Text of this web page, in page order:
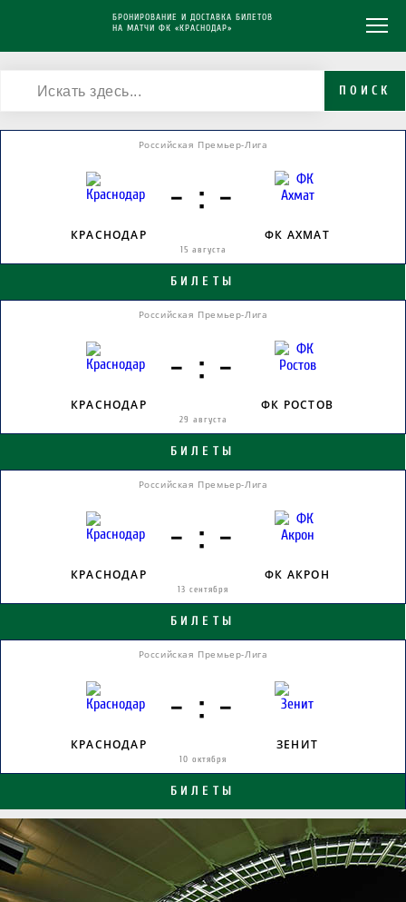
БРОНИРОВАНИЕ И ДОСТАВКА БИЛЕТОВ
НА МАТЧИ ФК «КРАСНОДАР»
ПОИСК
Российская Премьер-Лига
15 августа
КРАСНОДАР
- : -
ФК АХМАТ
БИЛЕТЫ
Российская Премьер-Лига
29 августа
КРАСНОДАР
- : -
ФК РОСТОВ
БИЛЕТЫ
Российская Премьер-Лига
13 сентября
КРАСНОДАР
- : -
ФК АКРОН
БИЛЕТЫ
Российская Премьер-Лига
10 октября
КРАСНОДАР
- : -
ЗЕНИТ
БИЛЕТЫ